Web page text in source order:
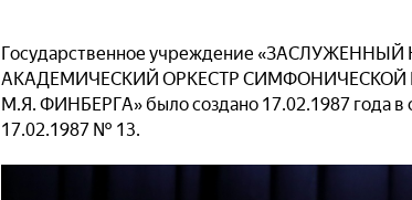
Государственное учреждение
АКАДЕМИЧЕСКИЙ ОРКЕСТР
М.Я. ФИНБЕРГА» было создано 17.02.1987 года в
17.02.1987 № 13.